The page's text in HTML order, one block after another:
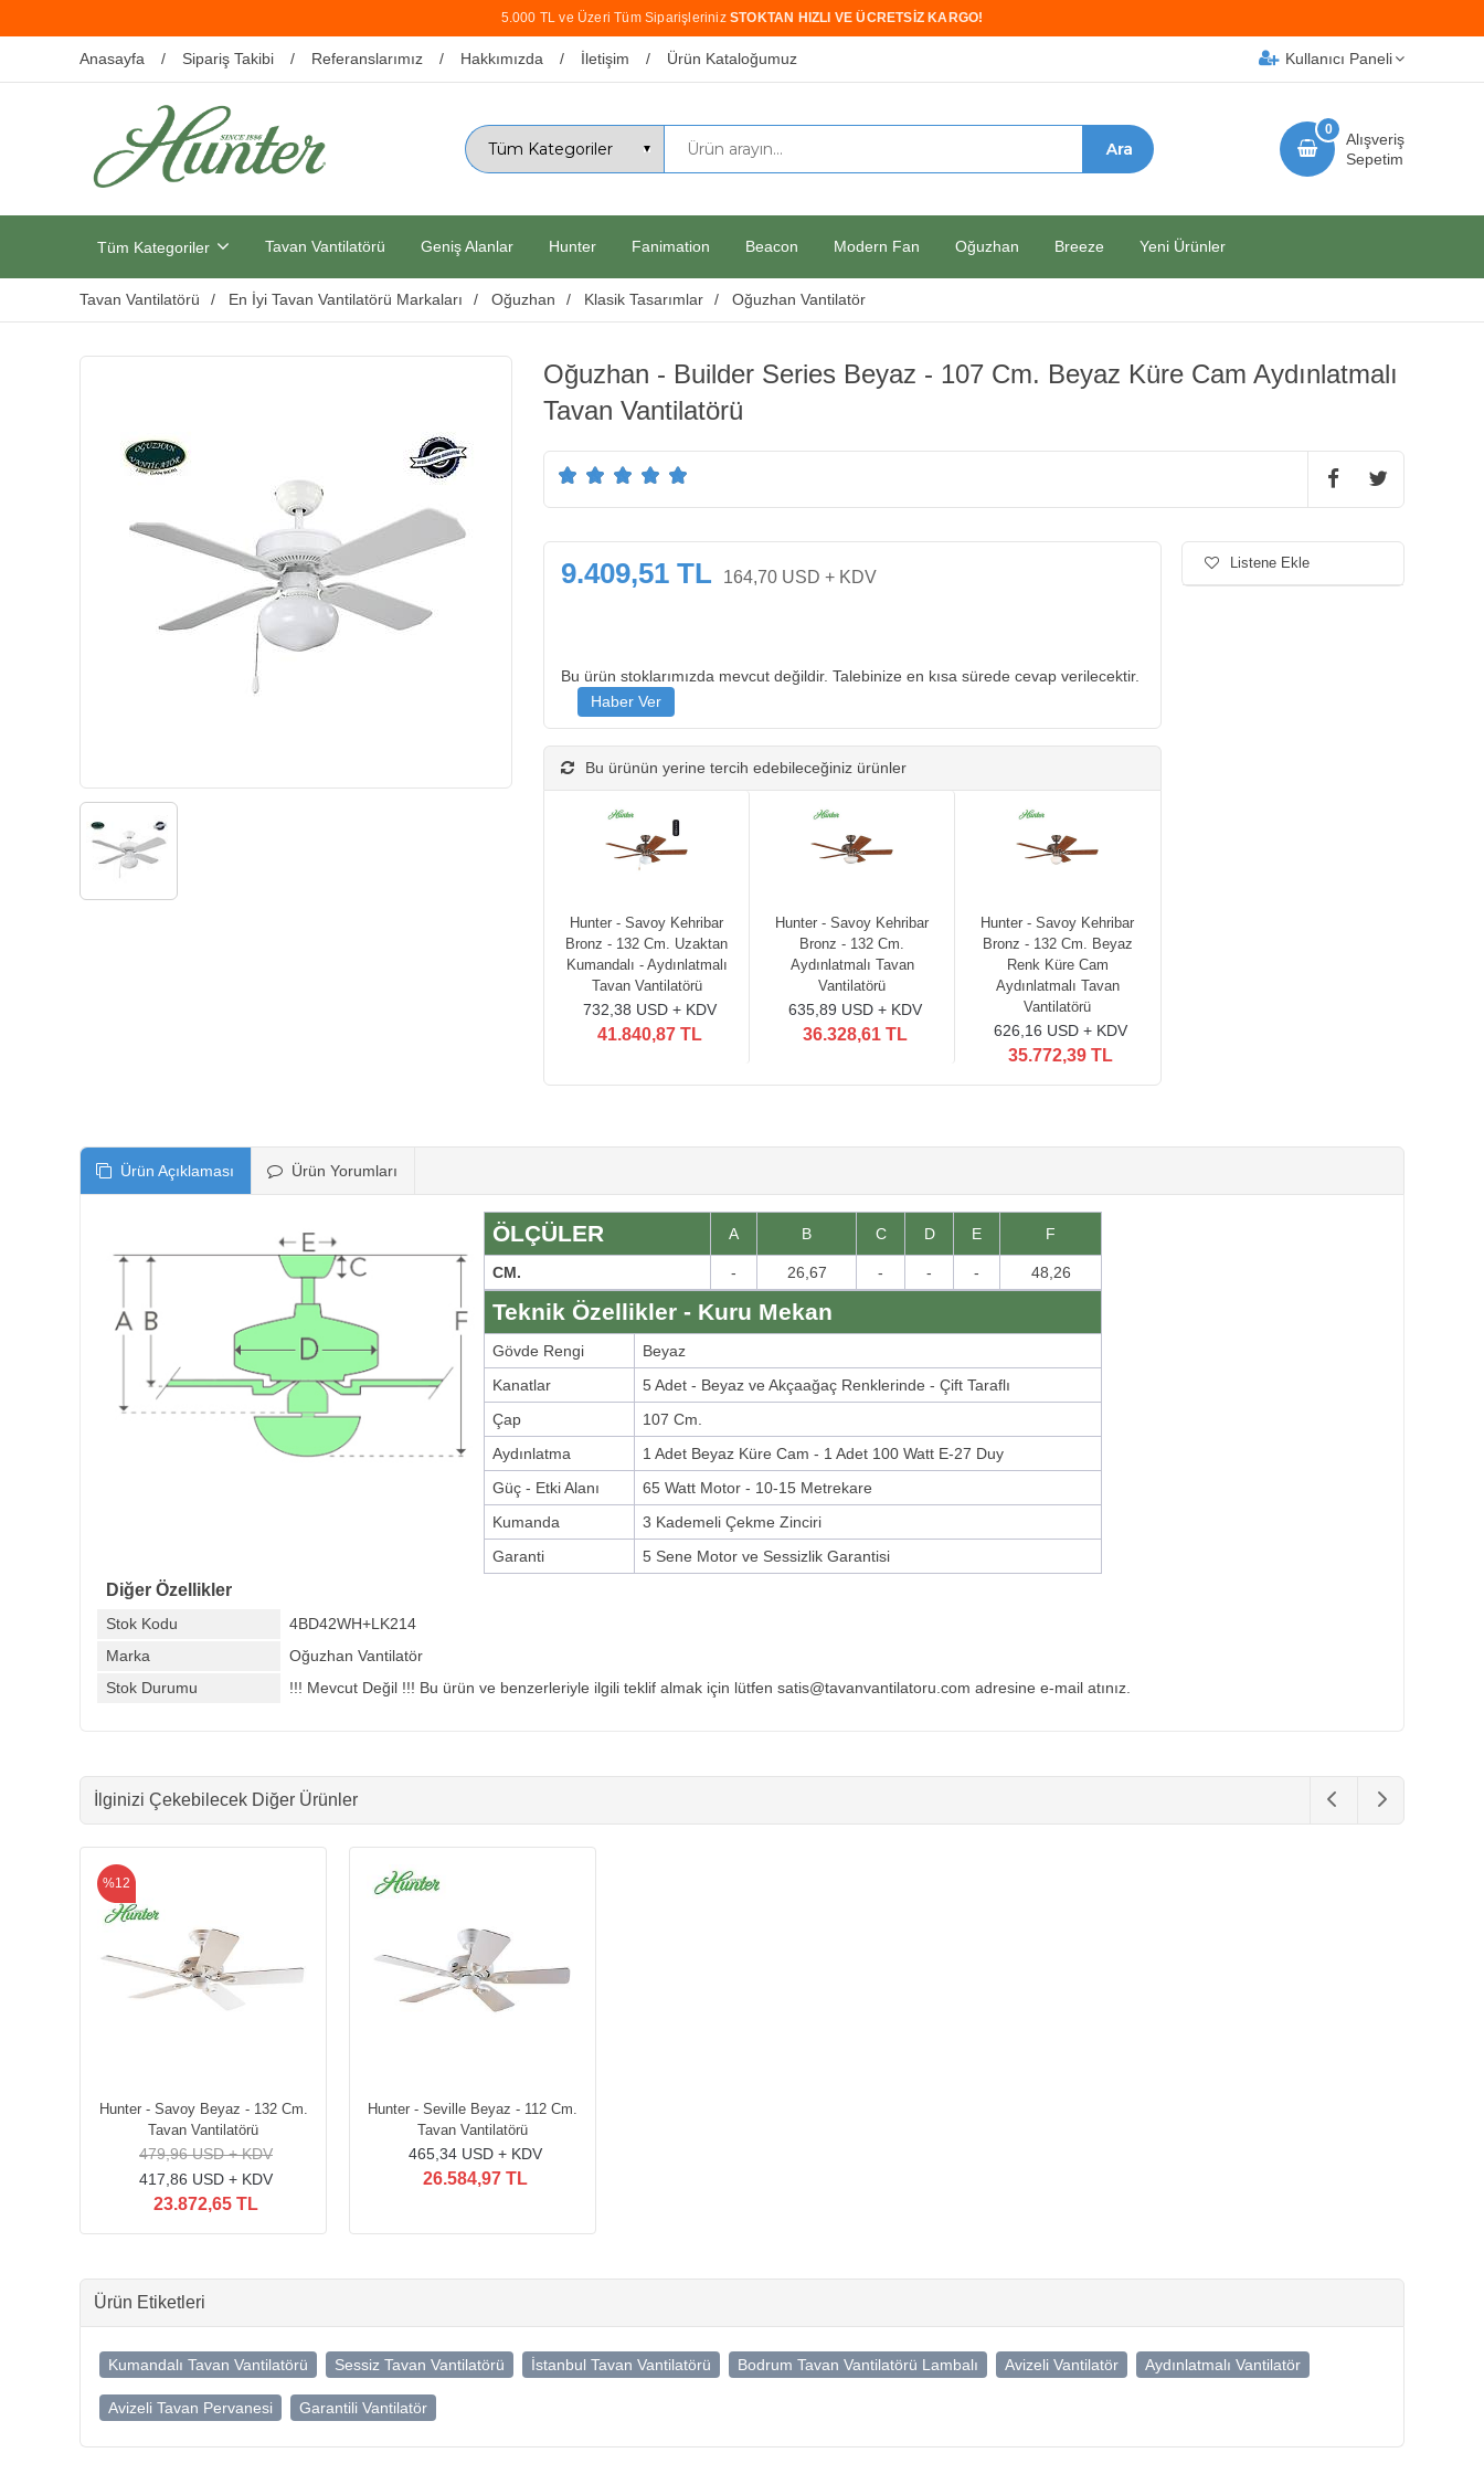
5.000 TL ve Üzeri Tüm Siparişleriniz STOKTAN HIZLI VE ÜCRETSİZ KARGO!
Anasayfa Sipariş Takibi Referanslarımız Hakkımızda İletişim Ürün Kataloğumuz Kullanıcı Paneli
Alışveriş
Sepetim
0
Tüm Kategoriler Tavan Vantilatörü Geniş Alanlar Hunter Fanimation Beacon Modern Fan Oğuzhan Breeze Yeni Ürünler
Tavan Vantilatörü En İyi Tavan Vantilatörü Markaları Oğuzhan Klasik Tasarımlar Oğuzhan Vantilatör
Oğuzhan - Builder Series Beyaz - 107 Cm. Beyaz Küre Cam Aydınlatmalı
Tavan Vantilatörü
9.409,51 TL 164,70 USD + KDV
Bu ürün stoklarımızda mevcut değildir. Talebinize en kısa sürede cevap verilecektir.
Bu ürünün yerine tercih edebileceğiniz ürünler
Hunter - Savoy Kehribar
Bronz - 132 Cm. Uzaktan
Kumandalı - Aydınlatmalı
Tavan Vantilatörü
732,38 USD + KDV
41.840,87 TL
Hunter - Savoy Kehribar
Bronz - 132 Cm.
Aydınlatmalı Tavan
Vantilatörü
635,89 USD + KDV
36.328,61 TL
Hunter - Savoy Kehribar
Bronz - 132 Cm. Beyaz
Renk Küre Cam
Aydınlatmalı Tavan
Vantilatörü
626,16 USD + KDV
35.772,39 TL
Listene Ekle
Ürün Açıklaması Ürün Yorumları
ÖLÇÜLER A B C D E F
CM. - 26,67 - - - 48,26
Teknik Özellikler - Kuru Mekan
Gövde Rengi
Beyaz
Kanatlar
5 Adet - Beyaz ve Akçaağaç Renklerinde - Çift Taraflı
Çap
107 Cm.
Aydınlatma
1 Adet Beyaz Küre Cam - 1 Adet 100 Watt E-27 Duy
Güç - Etki Alanı
65 Watt Motor - 10-15 Metrekare
Kumanda
3 Kademeli Çekme Zinciri
Garanti
5 Sene Motor ve Sessizlik Garantisi
Diğer Özellikler
Stok Kodu
4BD42WH+LK214
Marka
Oğuzhan Vantilatör
Stok Durumu
!!! Mevcut Değil !!! Bu ürün ve benzerleriyle ilgili teklif almak için lütfen satis@tavanvantilatoru.com adresine e-mail atınız.
İlginizi Çekebilecek Diğer Ürünler
Hunter - Savoy Beyaz - 132 Cm.
Tavan Vantilatörü
479,96 USD + KDV
417,86 USD + KDV
23.872,65 TL
%12
Hunter - Seville Beyaz - 112 Cm.
Tavan Vantilatörü
465,34 USD + KDV
26.584,97 TL
Ürün Etiketleri
Kumandalı Tavan Vantilatörü Sessiz Tavan Vantilatörü İstanbul Tavan Vantilatörü Bodrum Tavan Vantilatörü Lambalı Avizeli Vantilatör Aydınlatmalı Vantilatör
Avizeli Tavan Pervanesi Garantili Vantilatör